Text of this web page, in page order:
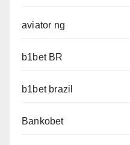
aviator ng
b1bet BR
b1bet brazil
Bankobet